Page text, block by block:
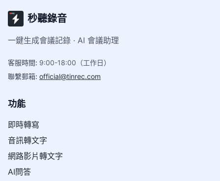
秒聽錄音
一鍵生成會議記錄 · AI 會議助理
客服時間: 9:00-18:00（工作日）
聯繫郵箱: official@tinrec.com
功能
即時轉寫
音訊轉文字
網路影片轉文字
AI問答